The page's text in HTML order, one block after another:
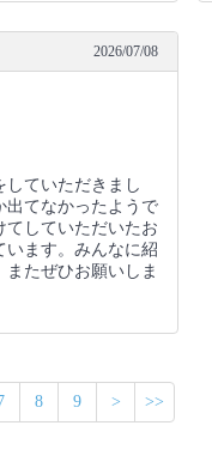
2026/07/08
していただきまし
てなかったようで
てしていただいたお
います。みんなに紹
たぜひお願いしま
8 9 > >>